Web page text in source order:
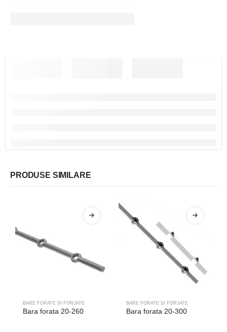
PRODUSE SIMILARE
BARE FORATE SI FORJATE
Bara forata 20-260
BARE FORATE SI FORJATE
Bara forata 20-300